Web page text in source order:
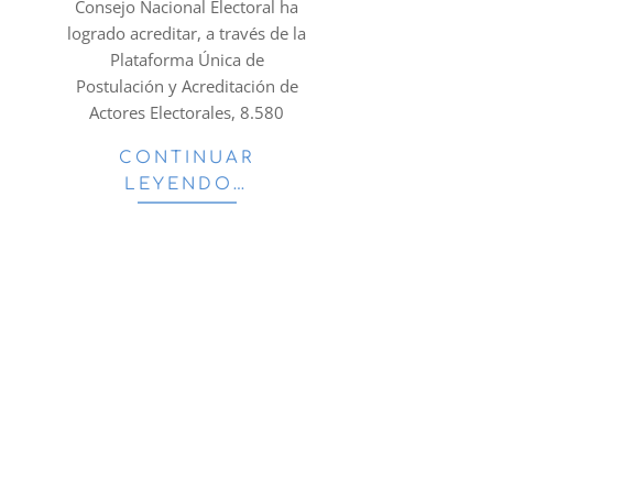
Consejo Nacional Electoral ha
logrado acreditar, a través de la
Plataforma Única de
Postulación y Acreditación de
Actores Electorales, 8.580
CONTINUAR
LEYENDO…